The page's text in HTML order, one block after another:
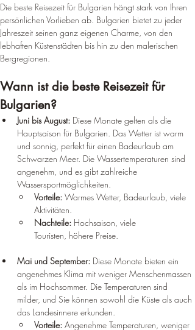
Die beste Reisezeit für Bulgarien hängt stark von Ihren
persönlichen Vorlieben ab. Bulgarien bietet zu jeder
Jahreszeit seinen ganz eigenen Charme, von den
lebhaften Küstenstädten bis hin zu den malerischen
Bergregionen.
Wann ist die beste Reisezeit für
Bulgarien?
Juni bis August: Diese Monate gelten als die
Hauptsaison für Bulgarien. Das Wetter ist warm
und sonnig, perfekt für einen Badeurlaub am
Schwarzen Meer. Die Wassertemperaturen sind
angenehm, und es gibt zahlreiche
Wassersportmöglichkeiten.
Vorteile: Warmes Wetter, Badeurlaub, viele
Aktivitäten.
Nachteile: Hochsaison, viele
Touristen, höhere Preise.
Mai und September: Diese Monate bieten ein
angenehmes Klima mit weniger Menschenmassen
als im Hochsommer. Die Temperaturen sind
milder, und Sie können sowohl die Küste als auch
das Landesinnere erkunden.
Vorteile: Angenehme Temperaturen, weniger